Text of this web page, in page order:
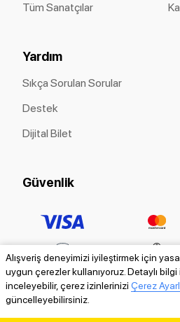
Alışveriş deneyimizi iyileştirmek için
uygun çerezler kullanıyoruz. Detaylı bilgi
inceleyebilir, çerez izinlerinizi Çerez
güncelleyebilirsiniz.
Tüm Sanatçılar
Yardım
Sıkça Sorulan Sorular
Destek
Dijital Bilet
Güvenlik